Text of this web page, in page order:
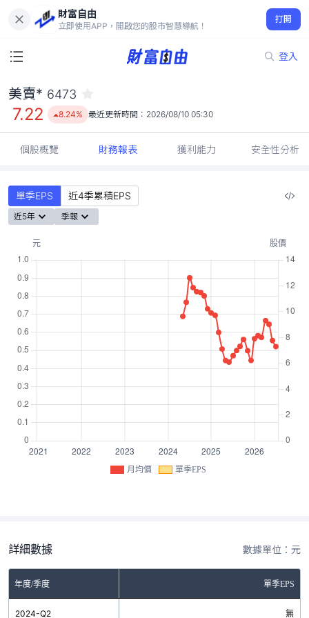
財富自由
立即使用APP，開啟您的股市智慧導航！
打開
登入
7.22
8.24%
美賣* 6473
7.22 8.24% 最近更新時間： 2026/08/10 05:30
個股概覽 財務報表 獲利能力 安全性分析
單季EPS 近4季累積EPS
近5年 季報
月均價 單季EPS
詳細數據 數據單位：元
年度/季度 單季EPS
2024-Q2 無